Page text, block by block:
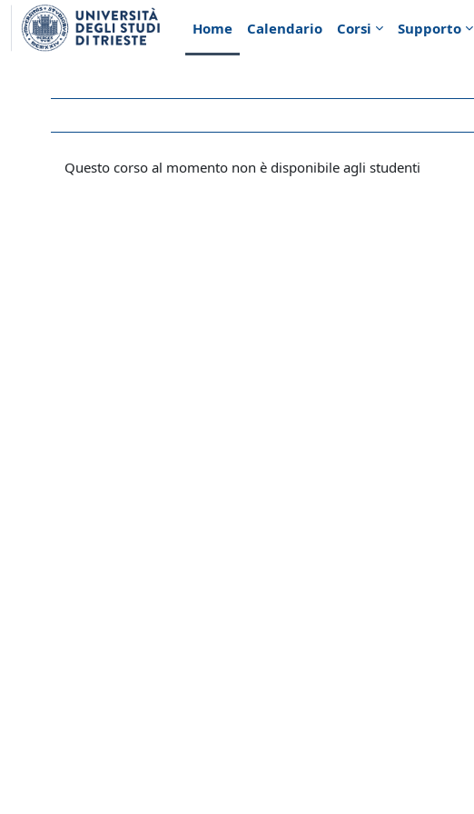
Vai al contenuto principale
Home
Calendario Corsi Supporto
Questo corso al momento non è disponibile agli studenti